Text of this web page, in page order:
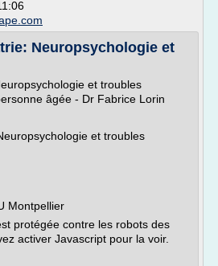
Neuropsychologie et
et troubles
âgée - Dr Fabrice Lorin
et troubles
Montpellier
protégée contre les robots des
activer Javascript pour la voir.